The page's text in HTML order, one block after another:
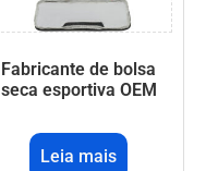
Fabricante de bolsa
seca esportiva OEM
Leia mais